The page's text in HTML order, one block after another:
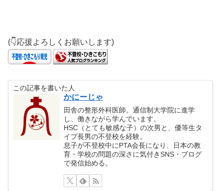
(👇応援よろしくお願いします)
この記事を書いた人
かにーじゃ
田舎の整形外科医師。通信制大学院に進学
し、働きながら学んでいます。
HSC（とても敏感な子）の次男と、優等生タ
イプ長男の不登校を経験。
息子が不登校中にPTA会長になり、日本の教
育・学校の問題の深さに気付きSNS・ブログ
で発信始める。